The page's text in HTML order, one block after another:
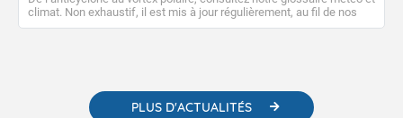
climat. Non exhaustif, il est mis à jour régulièrement, au fil de nos
publications. Vous y trouverez également des liens utiles vers nos
PLUS D'ACTUALITÉS